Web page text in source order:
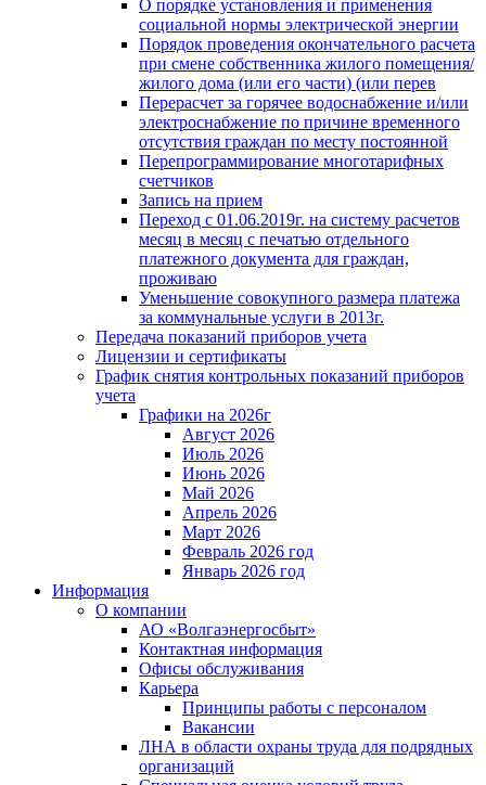
О порядке установления и применения
социальной нормы электрической энергии
Порядок проведения окончательного расчета
при смене собственника жилого помещения/
жилого дома (или его части) (или перев
Перерасчет за горячее водоснабжение и/или
электроснабжение по причине временного
отсутствия граждан по месту постоянной
Перепрограммирование многотарифных
счетчиков
Запись на прием
Переход с 01.06.2019г. на систему расчетов
месяц в месяц с печатью отдельного
платежного документа для граждан,
проживаю
Уменьшение совокупного размера платежа
за коммунальные услуги в 2013г.
Передача показаний приборов учета
Лицензии и сертификаты
График снятия контрольных показаний приборов
учета
Графики на 2026г
Август 2026
Июль 2026
Июнь 2026
Май 2026
Апрель 2026
Март 2026
Февраль 2026 год
Январь 2026 год
Информация
О компании
АО «Волгаэнергосбыт»
Контактная информация
Офисы обслуживания
Карьера
Принципы работы с персоналом
Вакансии
ЛНА в области охраны труда для подрядных
организаций